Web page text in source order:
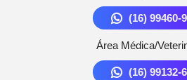
(16) 99460-
Área Médica/
(16) 99132-